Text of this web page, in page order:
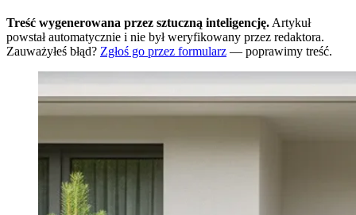
Treść wygenerowana przez sztuczną inteligencję. Artykuł
powstał automatycznie i nie był weryfikowany przez redaktora.
Zauważyłeś błąd? Zgłoś go przez formularz — poprawimy treść.